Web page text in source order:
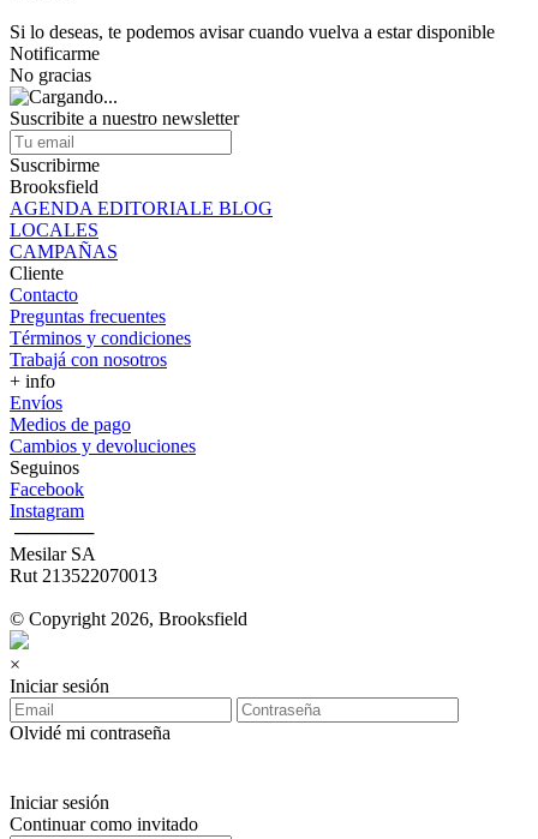
Si lo deseas, te podemos avisar cuando vuelva a estar disponible
Notificarme
No gracias
Suscribite a nuestro newsletter
Suscribirme
Brooksfield
AGENDA EDITORIALE BLOG
LOCALES
CAMPAÑAS
Cliente
Contacto
Preguntas frecuentes
Términos y condiciones
Trabajá con nosotros
+ info
Envíos
Medios de pago
Cambios y devoluciones
Seguinos
Facebook
Instagram
‎ ──────
Mesilar SA
Rut 213522070013
© Copyright 2026, Brooksfield
×
Iniciar sesión
Olvidé mi contraseña
Iniciar sesión
Continuar como invitado